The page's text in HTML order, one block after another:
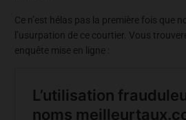
Ce n’est hélas pas la première fois que
l’usurpation de ce courtier. Vous
enquête mise en ligne :